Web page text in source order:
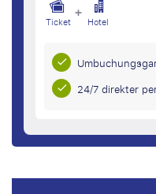
Ticket + Hotel
24/7 direkter